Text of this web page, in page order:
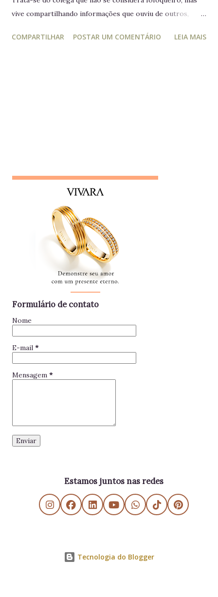
vive compartilhando informações que ouviu de outros,
prática, ele manipula e desagrega, usando informações
e está sempre metida em confusões. Colegas assim
raramente contribuem para a equipe - mantenha distância e
foque no seu trabalho. Impac...
COMPARTILHAR POSTAR UM COMENTÁRIO LEIA MAIS
Formulário de contato
Nome
E-mail *
Mensagem *
Estamos juntos nas redes
Tecnologia do Blogger